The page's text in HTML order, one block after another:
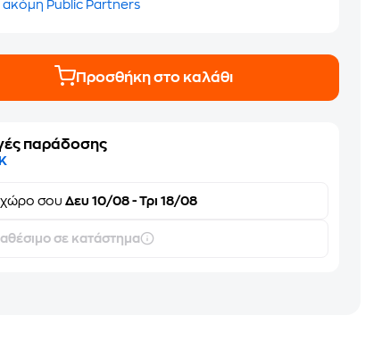
ακόμη Public Partners
Προσθήκη στο καλάθι
παράδοσης
χώρο σου Δευ 10/08 - Τρι 18/08
σε κατάστημα